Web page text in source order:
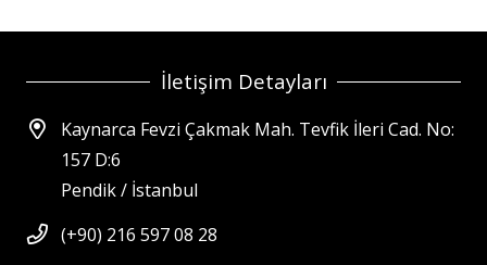
İletişim Detayları
Kaynarca Fevzi Çakmak Mah. Tevfik İleri Cad. No:
157 D:6
Pendik / İstanbul
(+90) 216 597 08 28